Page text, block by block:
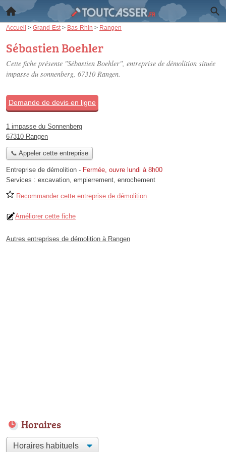
Accueil > Grand-Est > Bas-Rhin > Rangen
Sébastien Boehler
Cette fiche présente "Sébastien Boehler", entreprise de démolition située
impasse du sonnenberg, 67310 Rangen.
Demande de devis en ligne
1 impasse du Sonnenberg
67310 Rangen
📞 Appeler cette entreprise
Entreprise de démolition - Fermée, ouvre lundi à 8h00
Services : excavation, empierrement, enrochement
Recommander cette entreprise de démolition
Améliorer cette fiche
Autres entreprises de démolition à Rangen
Horaires